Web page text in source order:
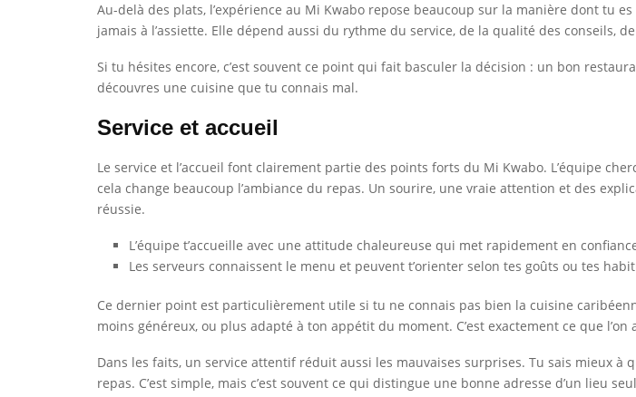
Au-delà des plats, l’expérience au Mi Kwabo repose beaucoup sur la manière dont tu
jamais à l’assiette. Elle dépend aussi du rythme du service, de la qualité des conseils,
Si tu hésites encore, c’est souvent ce point qui fait basculer la décision : un bon
découvres une cuisine que tu connais mal.
Service et accueil
Le service et l’accueil font clairement partie des points forts du Mi Kwabo. L’équipe
cela change beaucoup l’ambiance du repas. Un sourire, une vraie attention et des
réussie.
L’équipe t’accueille avec une attitude chaleureuse qui met rapidement en
Les serveurs connaissent le menu et peuvent t’orienter selon tes goûts ou tes
Ce dernier point est particulièrement utile si tu ne connais pas bien la cuisine
moins généreux, ou plus adapté à ton appétit du moment. C’est exactement ce que
Dans les faits, un service attentif réduit aussi les mauvaises surprises. Tu sais mieux
repas. C’est simple, mais c’est souvent ce qui distingue une bonne adresse d’un lieu